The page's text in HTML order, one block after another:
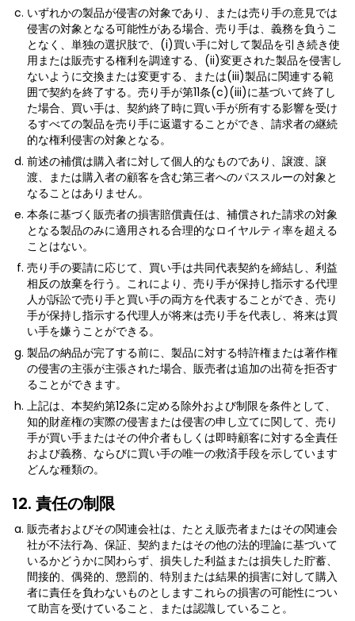
いずれかの製品が侵害の対象であり、または売り手の意見では
侵害の対象となる可能性がある場合、売り手は、義務を負うこ
となく、単独の選択肢で、(i)買い手に対して製品を引き続き使
用または販売する権利を調達する、(ii)変更された製品を侵害し
ないように交換または変更する、または(iii)製品に関連する範
囲で契約を終了する。売り手が第11条(c)(iii)に基づいて終了し
た場合、買い手は、契約終了時に買い手が所有する影響を受け
るすべての製品を売り手に返還することができ、請求者の継続
的な権利侵害の対象となる。
前述の補償は購入者に対して個人的なものであり、譲渡、譲
渡、または購入者の顧客を含む第三者へのパススルーの対象と
なることはありません。
本条に基づく販売者の損害賠償責任は、補償された請求の対象
となる製品のみに適用される合理的なロイヤルティ率を超える
ことはない。
売り手の要請に応じて、買い手は共同代表契約を締結し、利益
相反の放棄を行う。これにより、売り手が保持し指示する代理
人が訴訟で売り手と買い手の両方を代表することができ、売り
手が保持し指示する代理人が将来は売り手を代表し、将来は買
い手を嫌うことができる。
製品の納品が完了する前に、製品に対する特許権または著作権
の侵害の主張が主張された場合、販売者は追加の出荷を拒否す
ることができます。
上記は、本契約第12条に定める除外および制限を条件として、
知的財産権の実際の侵害または侵害の申し立てに関して、売り
手が買い手またはその仲介者もしくは即時顧客に対する全責任
および義務、ならびに買い手の唯一の救済手段を示しています
どんな種類の。
12. 責任の制限
販売者およびその関連会社は、たとえ販売者またはその関連会
社が不法行為、保証、契約またはその他の法的理論に基づいて
いるかどうかに関わらず、損失した利益または損失した貯蓄、
間接的、偶発的、懲罰的、特別または結果的損害に対して購入
者に責任を負わないものとしますこれらの損害の可能性につい
て助言を受けていること、または認識していること。